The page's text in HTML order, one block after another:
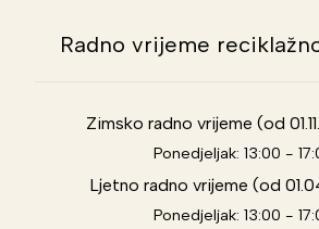
Radno vrijeme
Zimsko radno vrijeme (od
Ponedjeljak: 13:00 -
Ljetno radno vrijeme (od
Ponedjeljak: 13:00 -